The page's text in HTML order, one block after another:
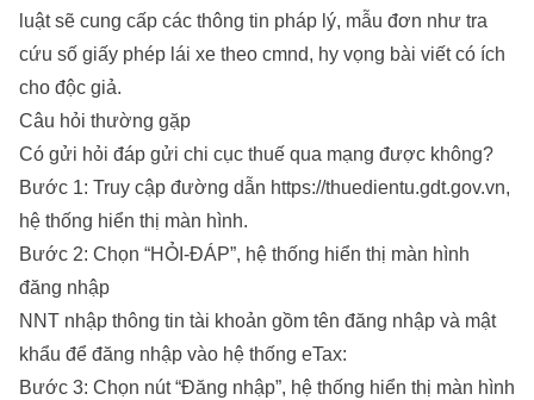
luậtsẽ cung cấp các thông tin pháp lý, mẫu đơn như tra
cứu số giấy phép lái xe theo cmnd, hy vọng bài viết có ích
cho độc giả.
Câu hỏi thường gặp
Có gửi hỏi đáp gửi chi cục thuế qua mạng được không?
Bước 1: Truy cập đường dẫn https://thuedientu.gdt.gov.vn,
hệ thống hiển thị màn hình.
Bước 2: Chọn “HỎI-ĐÁP”, hệ thống hiển thị màn hình
đăng nhập
NNT nhập thông tin tài khoản gồm tên đăng nhập và mật
khẩu để đăng nhập vào hệ thống eTax:
Bước 3: Chọn nút “Đăng nhập”, hệ thống hiển thị màn hình